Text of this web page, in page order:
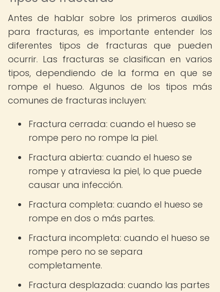
Antes de hablar sobre los primeros auxilios
para fracturas, es importante entender los
diferentes tipos de fracturas que pueden
ocurrir. Las fracturas se clasifican en varios
tipos, dependiendo de la forma en que se
rompe el hueso. Algunos de los tipos más
comunes de fracturas incluyen:
Fractura cerrada: cuando el hueso se
rompe pero no rompe la piel.
Fractura abierta: cuando el hueso se
rompe y atraviesa la piel, lo que puede
causar una infección.
Fractura completa: cuando el hueso se
rompe en dos o más partes.
Fractura incompleta: cuando el hueso se
rompe pero no se separa
completamente.
Fractura desplazada: cuando las partes